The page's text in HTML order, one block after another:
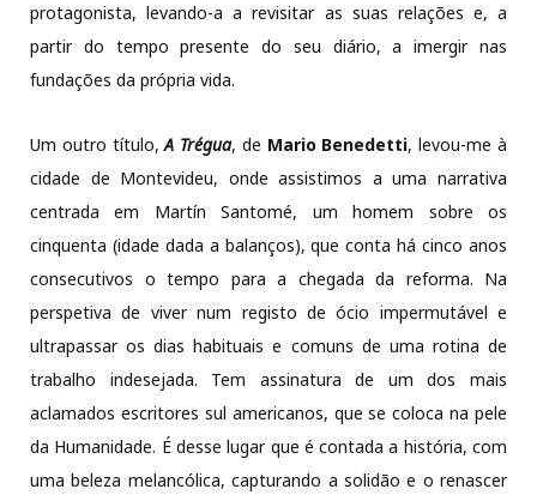
protagonista, levando-a a revisitar as suas relações e, a
partir do tempo presente do seu diário, a imergir nas
fundações da própria vida.
Um outro título,A Trégua, de Mario Benedetti, levou-me à
cidade de Montevideu, onde assistimos a uma narrativa
centrada em Martín Santomé, um homem sobre os
cinquenta (idade dada a balanços), que conta há cinco anos
consecutivos o tempo para a chegada da reforma. Na
perspetiva de viver num registo de ócio impermutável e
ultrapassar os dias habituais e comuns de uma rotina de
trabalho indesejada. Tem assinatura de um dos mais
aclamados escritores sul americanos, que se coloca na pele
da Humanidade. É desse lugar que é contada a história, com
uma beleza melancólica, capturando a solidão e o renascer